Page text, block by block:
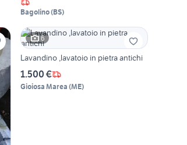
Bagolino(BS)
6
Lavandino ,lavatoio in pietra antichi
1.500 €
Gioiosa Marea (ME)